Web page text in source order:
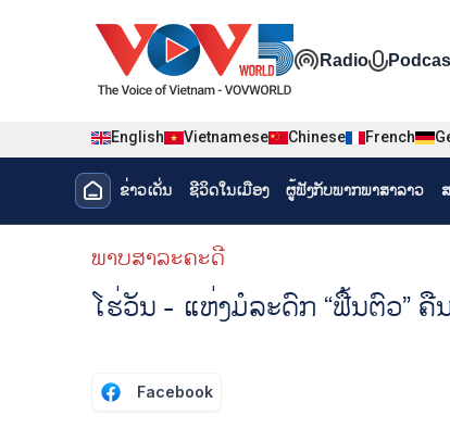
ĐaRadio
English Vietnamese Chinese French
Menu trang chủ tiếng Lào
ຂ່າວເດັ່ນ ຊີ​ວິດ​ໃນ​ເມືອງ ຜູ້​ຟັງ​ກັບ​ພາກ​ພາ​ສາ​ລາວ
menu phụ tiếng Lào
ພາບສາລະຄະດີ
ໂຮ່ວັນ - ແຫ່ງມໍລະດົກ “ຟື້ນຕົວ”
Facebook